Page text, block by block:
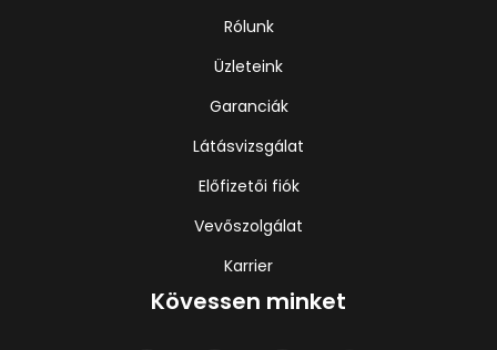
Rólunk
Üzleteink
Garanciák
Látásvizsgálat
Előfizetői fiók
Vevőszolgálat
Karrier
Kövessen minket